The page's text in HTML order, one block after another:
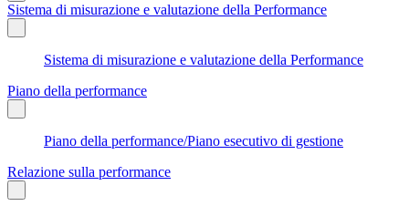
Sistema di misurazione e valutazione della Performance
Sistema di misurazione e valutazione della Performance
Piano della performance
Piano della performance/Piano esecutivo di gestione
Relazione sulla performance